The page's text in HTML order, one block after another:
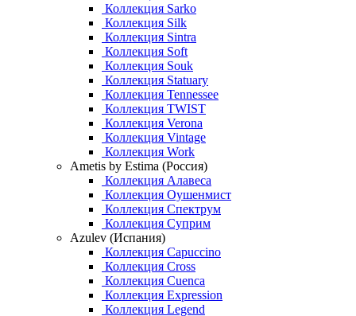
Коллекция Sarko
Коллекция Silk
Коллекция Sintra
Коллекция Soft
Коллекция Souk
Коллекция Statuary
Коллекция Tennessee
Коллекция TWIST
Коллекция Verona
Коллекция Vintage
Коллекция Work
Ametis by Estima (Россия)
Коллекция Алавеса
Коллекция Оушенмист
Коллекция Спектрум
Коллекция Суприм
Azulev (Испания)
Коллекция Capuccino
Коллекция Cross
Коллекция Cuenca
Коллекция Expression
Коллекция Legend